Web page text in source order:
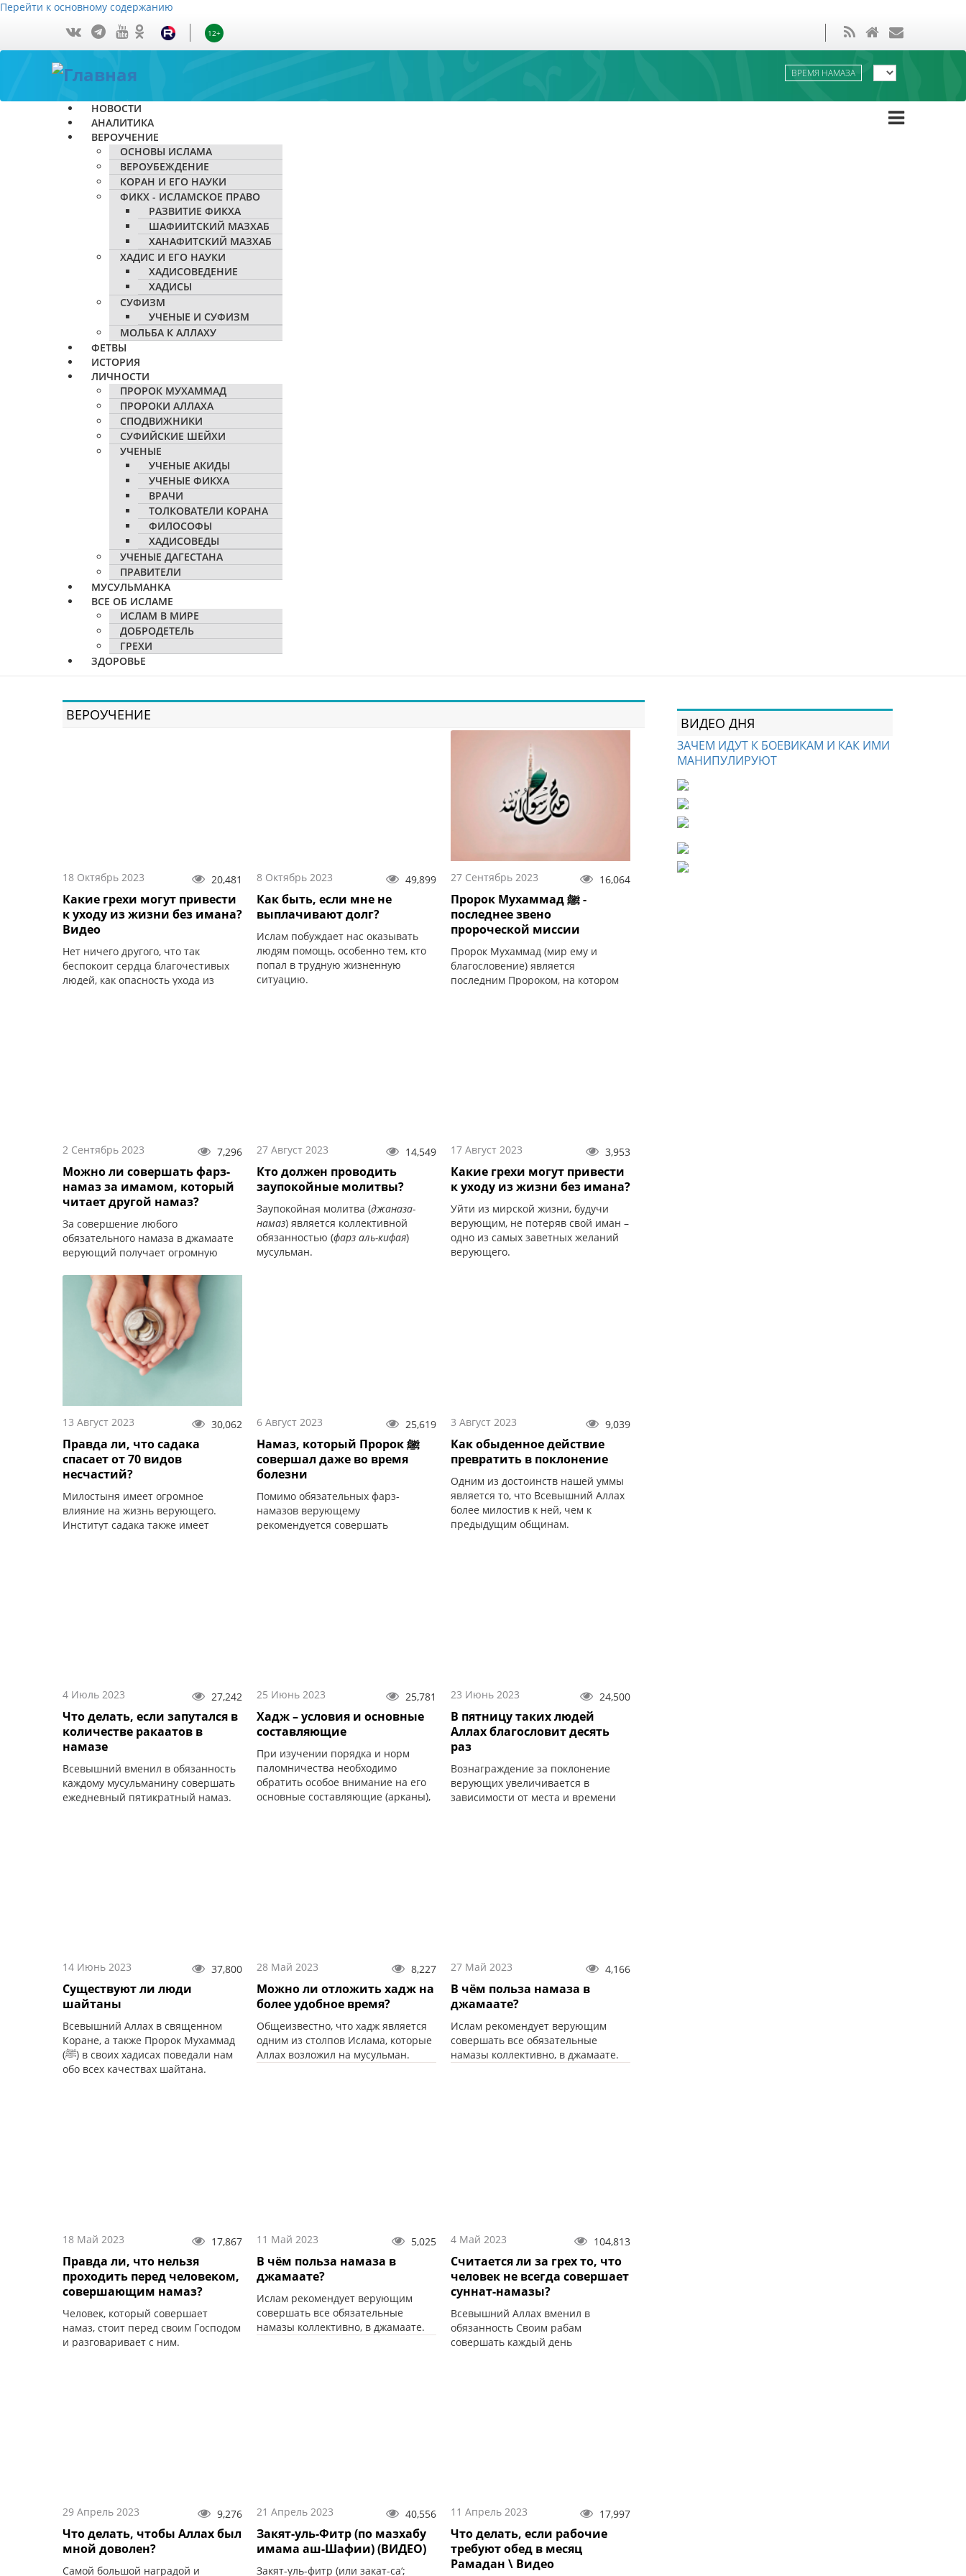
Перейти к основному содержанию
12+
ВРЕМЯ НАМАЗА
НОВОСТИ
АНАЛИТИКА
ВЕРОУЧЕНИЕ
ОСНОВЫ ИСЛАМА
ВЕРОУБЕЖДЕНИЕ
КОРАН И ЕГО НАУКИ
ФИКХ - ИСЛАМСКОЕ ПРАВО
РАЗВИТИЕ ФИКХА
ШАФИИТСКИЙ МАЗХАБ
ХАНАФИТСКИЙ МАЗХАБ
ХАДИС И ЕГО НАУКИ
ХАДИСОВЕДЕНИЕ
ХАДИСЫ
СУФИЗМ
УЧЕНЫЕ И СУФИЗМ
МОЛЬБА К АЛЛАХУ
ФЕТВЫ
ИСТОРИЯ
ЛИЧНОСТИ
ПРОРОК МУХАММАД
ПРОРОКИ АЛЛАХА
СПОДВИЖНИКИ
СУФИЙСКИЕ ШЕЙХИ
УЧЕНЫЕ
УЧЕНЫЕ АКИДЫ
УЧЕНЫЕ ФИКХА
ВРАЧИ
ТОЛКОВАТЕЛИ КОРАНА
ФИЛОСОФЫ
ХАДИСОВЕДЫ
УЧЕНЫЕ ДАГЕСТАНА
ПРАВИТЕЛИ
МУСУЛЬМАНКА
ВСЕ ОБ ИСЛАМЕ
ИСЛАМ В МИРЕ
ДОБРОДЕТЕЛЬ
ГРЕХИ
ЗДОРОВЬЕ
ВЕРОУЧЕНИЕ
18 Октябрь 2023 20,481
Какие грехи могут привести
к уходу из жизни без имана?
Видео
Нет ничего другого, что так
беспокоит сердца благочестивых
людей, как опасность ухода из
8 Октябрь 2023 49,899
Как быть, если мне не
выплачивают долг?
Ислам побуждает нас оказывать
людям помощь, особенно тем, кто
попал в трудную жизненную
ситуацию.
27 Сентябрь 2023 16,064
Пророк Мухаммад ﷺ -
последнее звено
пророческой миссии
Пророк Мухаммад (мир ему и
благословение) является
последним Пророком, на котором
2 Сентябрь 2023 7,296
Можно ли совершать фарз-
намаз за имамом, который
читает другой намаз?
За совершение любого
обязательного намаза в джамаате
верующий получает огромную
27 Август 2023 14,549
Кто должен проводить
заупокойные молитвы?
Заупокойная молитва (джаназа-
намаз) является коллективной
обязанностью (фарз аль-кифая)
мусульман.
17 Август 2023 3,953
Какие грехи могут привести
к уходу из жизни без имана?
Уйти из мирской жизни, будучи
верующим, не потеряв свой иман –
одно из самых заветных желаний
верующего.
13 Август 2023 30,062
Правда ли, что садака
спасает от 70 видов
несчастий?
Милостыня имеет огромное
влияние на жизнь верующего.
Институт садака также имеет
6 Август 2023 25,619
Намаз, который Пророк ﷺ
совершал даже во время
болезни
Помимо обязательных фарз-
намазов верующему
рекомендуется совершать
3 Август 2023 9,039
Как обыденное действие
превратить в поклонение
Одним из достоинств нашей уммы
является то, что Всевышний Аллах
более милостив к ней, чем к
предыдущим общинам.
4 Июль 2023 27,242
Что делать, если запутался в
количестве ракаатов в
намазе
Всевышний вменил в обязанность
каждому мусульманину совершать
ежедневный пятикратный намаз.
25 Июнь 2023 25,781
Хадж – условия и основные
составляющие
При изучении порядка и норм
паломничества необходимо
обратить особое внимание на его
основные составляющие (арканы),
23 Июнь 2023 24,500
В пятницу таких людей
Аллах благословит десять
раз
Вознаграждение за поклонение
верующих увеличивается в
зависимости от места и времени
14 Июнь 2023 37,800
Существуют ли люди
шайтаны
Всевышний Аллах в священном
Коране, а также Пророк Мухаммад
(ﷺ) в своих хадисах поведали нам
обо всех качествах шайтана.
28 Май 2023 8,227
Можно ли отложить хадж на
более удобное время?
Общеизвестно, что хадж является
одним из столпов Ислама, которые
Аллах возложил на мусульман.
27 Май 2023 4,166
В чём польза намаза в
джамаате?
Ислам рекомендует верующим
совершать все обязательные
намазы коллективно, в джамаате.
18 Май 2023 17,867
Правда ли, что нельзя
проходить перед человеком,
совершающим намаз?
Человек, который совершает
намаз, стоит перед своим Господом
и разговаривает с ним.
11 Май 2023 5,025
В чём польза намаза в
джамаате?
Ислам рекомендует верующим
совершать все обязательные
намазы коллективно, в джамаате.
4 Май 2023 104,813
Считается ли за грех то, что
человек не всегда совершает
суннат-намазы?
Всевышний Аллах вменил в
обязанность Своим рабам
совершать каждый день
29 Апрель 2023 9,276
Что делать, чтобы Аллах был
мной доволен?
Самой большой наградой и
21 Апрель 2023 40,556
Закят-уль-Фитр (по мазхабу
имама аш-Шафии) (ВИДЕО)
Закят-уль-фитр (или закат-са‘;
11 Апрель 2023 17,997
Что делать, если рабочие
требуют обед в месяц
Рамадан \ Видео
ВИДЕО ДНЯ
ЗАЧЕМ ИДУТ К БОЕВИКАМ И КАК ИМИ
МАНИПУЛИРУЮТ